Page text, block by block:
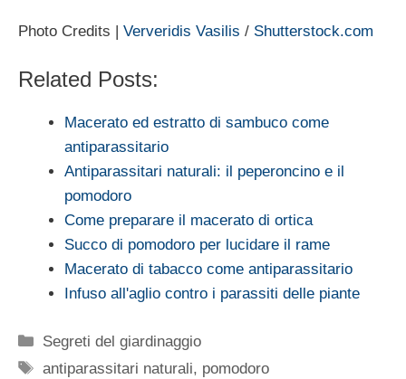
Photo Credits | Ververidis Vasilis / Shutterstock.com
Related Posts:
Macerato ed estratto di sambuco come
antiparassitario
Antiparassitari naturali: il peperoncino e il
pomodoro
Come preparare il macerato di ortica
Succo di pomodoro per lucidare il rame
Macerato di tabacco come antiparassitario
Infuso all'aglio contro i parassiti delle piante
Categorie
Segreti del giardinaggio
Tag
antiparassitari naturali, pomodoro